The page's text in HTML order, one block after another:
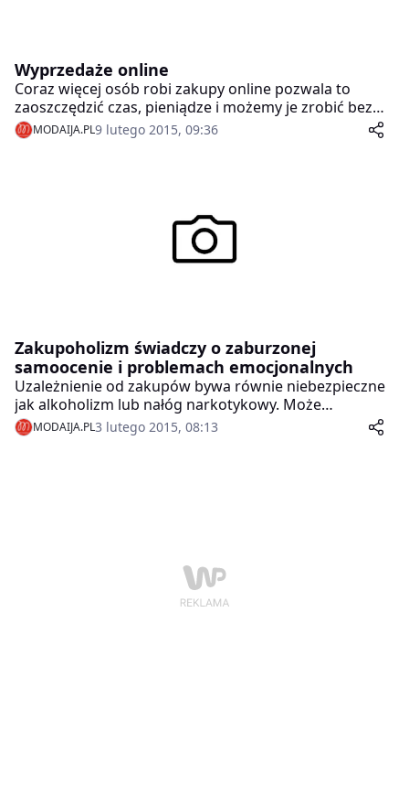
Wyprzedaże online
Coraz więcej osób robi zakupy online pozwala to
zaoszczędzić czas, pieniądze i możemy je zrobić bez
wychodzenia z domu. Nie trzeba stać w długich
kolejkach do kasy i przebieralni wystarczy zrobić
MODAIJA.PL9 lutego 2015, 09:36
Zakupoholizm świadczy o zaburzonej
samoocenie i problemach emocjonalnych
Uzależnienie od zakupów bywa równie niebezpieczne
jak alkoholizm lub nałóg narkotykowy. Może
prowadzić do długów i bankructwa, a także
odizolowania się od ludzi, zaniedbywania pracy
MODAIJA.PL3 lutego 2015, 08:13